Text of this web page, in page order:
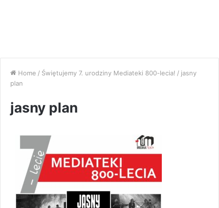
Home / Świętujemy 7. urodziny Mediateki 800-lecia! / jasny
plan
jasny plan